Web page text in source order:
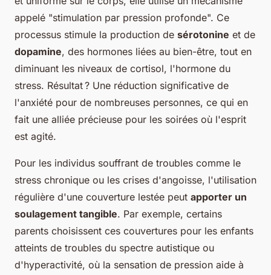
appelé "stimulation par pression profonde". Ce
processus stimule la production de sérotonine et de
dopamine, des hormones liées au bien-être, tout en
diminuant les niveaux de cortisol, l'hormone du
stress. Résultat ? Une réduction significative de
l'anxiété pour de nombreuses personnes, ce qui en
fait une alliée précieuse pour les soirées où l'esprit
est agité.
Pour les individus souffrant de troubles comme le
stress chronique ou les crises d'angoisse, l'utilisation
régulière d'une couverture lestée peut apporter un
soulagement tangible. Par exemple, certains
parents choisissent ces couvertures pour les enfants
atteints de troubles du spectre autistique ou
d'hyperactivité, où la sensation de pression aide à